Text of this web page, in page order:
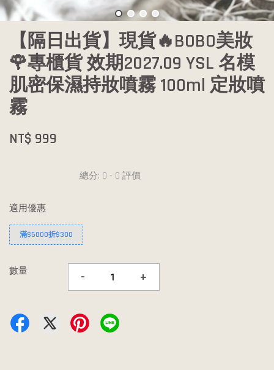
【隔日出貨】現貨🔥BOBO美妝
🌹專櫃貨 效期2027.09 YSL 名模
肌密保濕持妝噴霧 100ml 定妝噴
霧
NT$ 999
總分: 0 - 0 評價
適用優惠
滿$5000折$300
數量 - +